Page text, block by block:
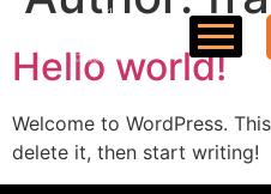
Hello world!
Welcome to WordPress.
delete it, then start writing!